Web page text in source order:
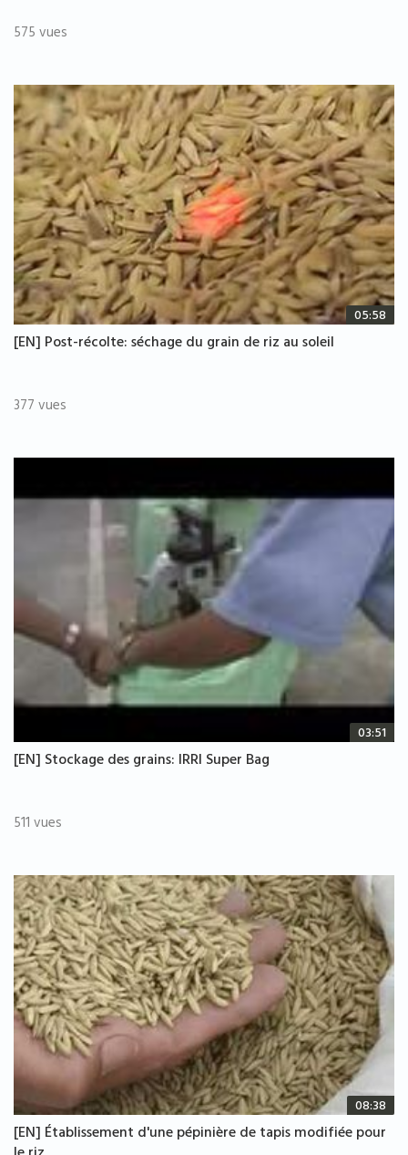
575 vues
05:58
[EN] Post-récolte: séchage du grain de riz au soleil
377 vues
03:51
[EN] Stockage des grains: IRRI Super Bag
511 vues
08:38
[EN] Établissement d'une pépinière de tapis modifiée pour